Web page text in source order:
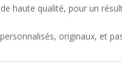
haute qualité, pour un
personnalisés, originaux, et